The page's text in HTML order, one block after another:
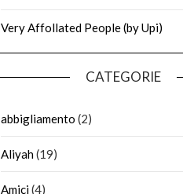
Very Affollated People (by Upi)
CATEGORIE
abbigliamento (2)
Aliyah(19)
Amici(4)